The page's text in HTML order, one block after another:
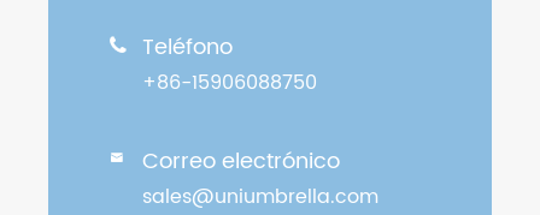
 Teléfono
+86-15906088750
 Correo electrónico
sales@uniumbrella.com